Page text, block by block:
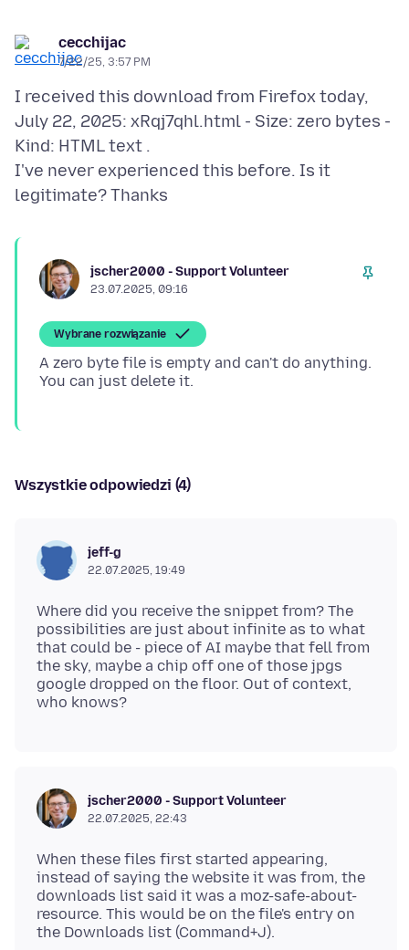
cecchijac
7/22/25, 3:57 PM
I received this download from Firefox today,
July 22, 2025: xRqj7qhl.html - Size: zero bytes -
Kind: HTML text .
I've never experienced this before. Is it
jscher2000 - Support Volunteer
23.07.2025, 09:16
Wybrane rozwiązanie
A zero byte file is empty and can't do anything.
Wszystkie odpowiedzi (4)
jeff-g
22.07.2025, 19:49
Where did you receive the snippet from? The
possibilities are just about infinite as to what
that could be - piece of AI maybe that fell from
the sky, maybe a chip off one of those jpgs
google dropped on the floor. Out of context,
jscher2000 - Support Volunteer
22.07.2025, 22:43
When these files first started appearing,
instead of saying the website it was from, the
downloads list said it was a moz-safe-about-
resource. This would be on the file's entry on